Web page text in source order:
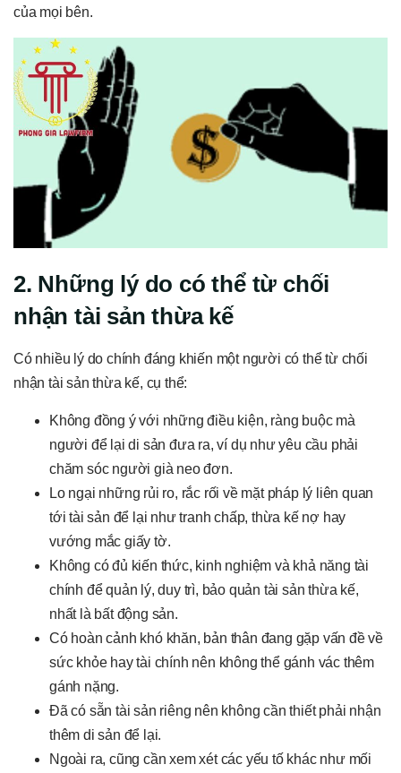
của mọi bên.
2. Những lý do có thể từ chối
nhận tài sản thừa kế
Có nhiều lý do chính đáng khiến một người có thể từ chối
nhận tài sản thừa kế, cụ thể:
Không đồng ý với những điều kiện, ràng buộc mà
người để lại di sản đưa ra, ví dụ như yêu cầu phải
chăm sóc người già neo đơn.
Lo ngại những rủi ro, rắc rối về mặt pháp lý liên quan
tới tài sản để lại như tranh chấp, thừa kế nợ hay
vướng mắc giấy tờ.
Không có đủ kiến thức, kinh nghiệm và khả năng tài
chính để quản lý, duy trì, bảo quản tài sản thừa kế,
nhất là bất động sản.
Có hoàn cảnh khó khăn, bản thân đang gặp vấn đề về
sức khỏe hay tài chính nên không thể gánh vác thêm
gánh nặng.
Đã có sẵn tài sản riêng nên không cần thiết phải nhận
thêm di sản để lại.
Ngoài ra, cũng cần xem xét các yếu tố khác như mối